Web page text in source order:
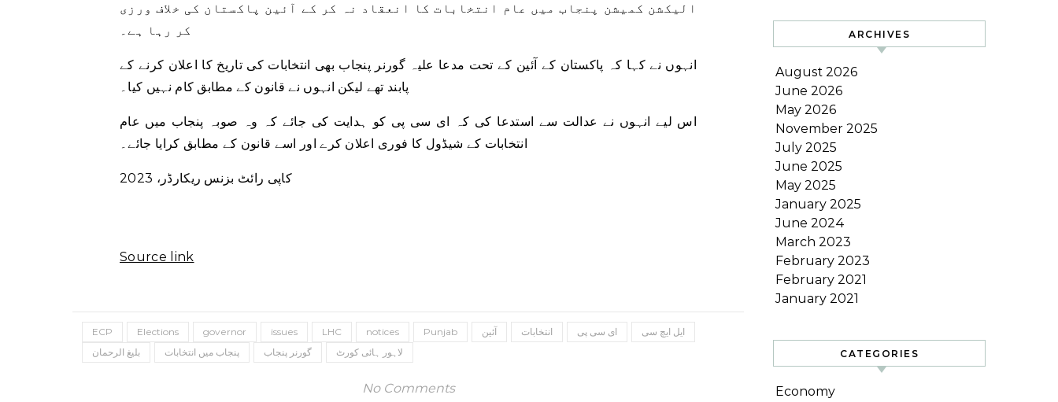
الیکشن کمیشن پنجاب میں عام انتخابات کا انعقاد نہ کر کے آئین پاکستان کی خلاف ورزی
کر رہا ہے۔
انہوں نے کہا کہ پاکستان کے آئین کے تحت مدعا علیہ گورنر پنجاب بھی انتخابات کی تاریخ کا اعلان کرنے کے
پابند تھے لیکن انہوں نے قانون کے مطابق کام نہیں کیا۔
اس لیے انہوں نے عدالت سے استدعا کی کہ ای سی پی کو ہدایت کی جائے کہ وہ صوبہ پنجاب میں عام
انتخابات کے شیڈول کا فوری اعلان کرے اور اسے قانون کے مطابق کرایا جائے۔
کاپی رائٹ بزنس ریکارڈر، 2023
Source link
ECP Elections governor issues LHC notices Punjab آئین انتخابات ای سی پی
ایل ایچ سی
بلیغ الرحمان
پنجاب میں انتخابات گورنر پنجاب لاہور ہائی کورٹ
No Comments
ARCHIVES
August 2026
June 2026
May 2026
November 2025
July 2025
June 2025
May 2025
January 2025
June 2024
March 2023
February 2023
February 2021
January 2021
CATEGORIES
Economy